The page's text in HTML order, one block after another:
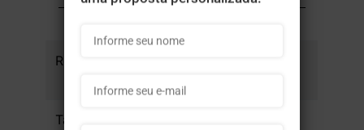
INFORMAÇÕES DO PRODUTO
Referência
Tamanho da